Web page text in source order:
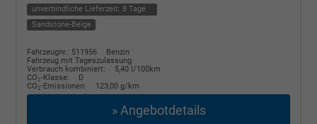
unverbindliche Lieferzeit: 8 Tage
Sandstone-Beige
Fahrzeugnr.: 511956
Benzin
Fahrzeug mit Tageszulassung
Verbrauch kombiniert:
5,40 l/100km
CO2-Klasse:
D
CO2-Emissionen: 123,00 g/km
» Angebotdetails